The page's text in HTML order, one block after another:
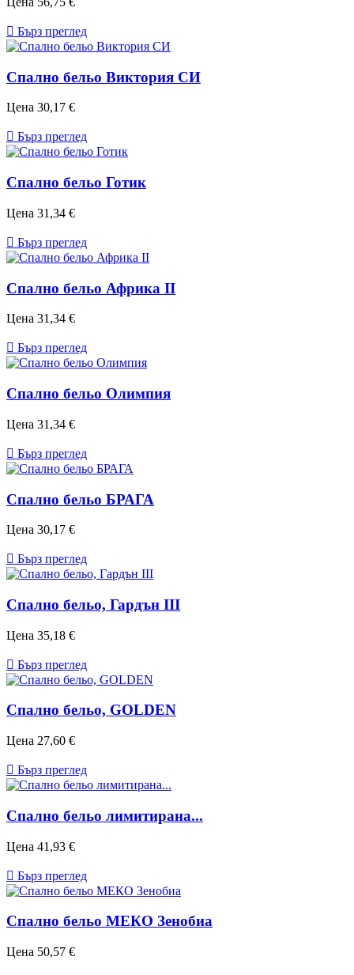
 Бърз преглед
Спално бельо Виктория СИ
Цена 30,17 €
 Бърз преглед
Спално бельо Готик
Цена 31,34 €
 Бърз преглед
Спално бельо Африка II
Цена 31,34 €
 Бърз преглед
Спално бельо Олимпия
Цена 31,34 €
 Бърз преглед
Спално бельо БРАГА
Цена 30,17 €
 Бърз преглед
Спално бельо, Гардън III
Цена 35,18 €
 Бърз преглед
Спално бельо, GOLDEN
Цена 27,60 €
 Бърз преглед
Спално бельо лимитирана...
Цена 41,93 €
 Бърз преглед
Спално бельо МЕКО Зенобиа
Цена 50,57 €